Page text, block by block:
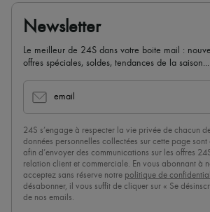
Newsletter
Le meilleur de 24S dans votre boite mail :
offres spéciales, soldes, tendances de la saison...
email
24S s’engage à respecter la vie privée de chacun
données personnelles collectées sur cette page sont
afin d’envoyer des communications sur les offres
relation client et commerciale. En vous abonnant à
acceptez sans réserve notre politique de
désabonner, il vous suffit de cliquer sur « Se
de nos emails.